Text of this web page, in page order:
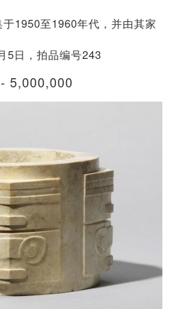
1950至1960年代，并由其家
5日，拍品编号243
5,000,000